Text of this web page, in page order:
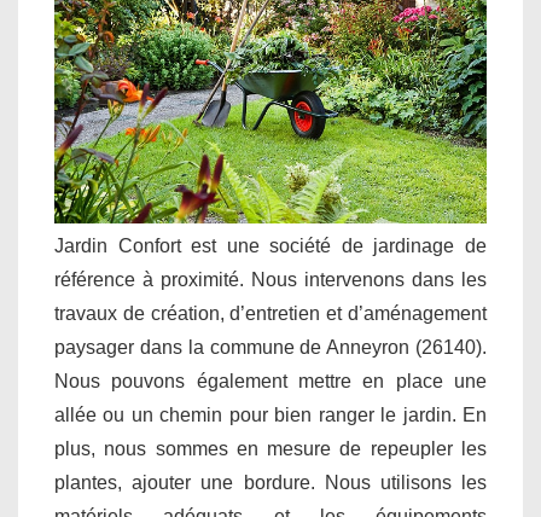
Jardin Confort est une société de jardinage de
référence à proximité. Nous intervenons dans les
travaux de création, d’entretien et d’aménagement
paysager dans la commune de Anneyron (26140).
Nous pouvons également mettre en place une
allée ou un chemin pour bien ranger le jardin. En
plus, nous sommes en mesure de repeupler les
plantes, ajouter une bordure. Nous utilisons les